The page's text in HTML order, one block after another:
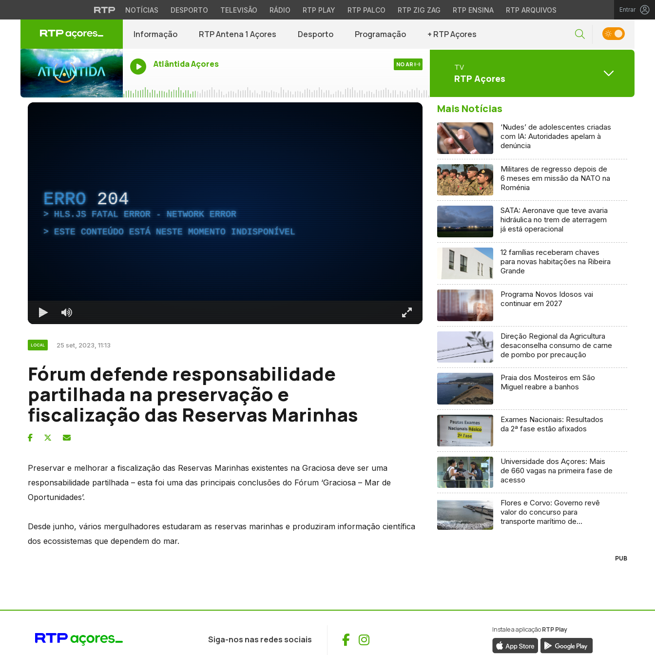
NOTÍCIAS DESPORTO TELEVISÃO RÁDIO RTP PLAY RTP PALCO RTP ZIG ZAG RTP ENSINA RTP ARQUIVOS Entrar
Informação RTP Antena 1 Açores Desporto Programação + RTP Açores
Atlântida Açores NO AR TV
RTP Açores
ERRO 204
HLS.JS FATAL ERROR - NETWORK ERROR
ESTE CONTEÚDO ESTÁ NESTE MOMENTO INDISPONÍVEL
LOCAL 25 set, 2023, 11:13
Fórum defende responsabilidade
partilhada na preservação e
fiscalização das Reservas Marinhas
Preservar e melhorar a fiscalização das Reservas Marinhas existentes na Graciosa deve ser uma
responsabilidade partilhada – esta foi uma das principais conclusões do Fórum ‘Graciosa – Mar de
Oportunidades’.
Desde junho, vários mergulhadores estudaram as reservas marinhas e produziram informação científica
dos ecossistemas que dependem do mar.
Mais Notícias
‘Nudes’ de adolescentes criadas
com IA: Autoridades apelam à
denúncia
Militares de regresso depois de
6 meses em missão da NATO na
Roménia
SATA: Aeronave que teve avaria
hidráulica no trem de aterragem
já está operacional
12 famílias receberam chaves
para novas habitações na Ribeira
Grande
Programa Novos Idosos vai
continuar em 2027
Direção Regional da Agricultura
desaconselha consumo de carne
de pombo por precaução
Praia dos Mosteiros em São
Miguel reabre a banhos
Exames Nacionais: Resultados
da 2ª fase estão afixados
Universidade dos Açores: Mais
de 660 vagas na primeira fase de
acesso
Flores e Corvo: Governo revê
valor do concurso para
transporte marítimo de
PUB
Siga-nos nas redes sociais Facebook
Instagram
Instale a aplicaçãoRTP Play